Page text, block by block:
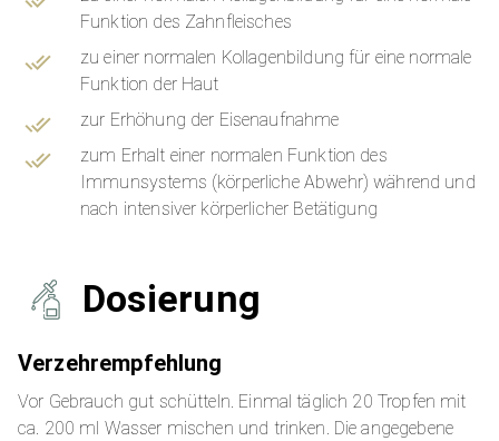
Funktion des Zahnfleisches
zu einer normalen Kollagenbildung für eine normale
Funktion der Haut
zur Erhöhung der Eisenaufnahme
zum Erhalt einer normalen Funktion des
Immunsystems (körperliche Abwehr) während und
nach intensiver körperlicher Betätigung
Dosierung
Verzehrempfehlung
Vor Gebrauch gut schütteln. Einmal täglich 20 Tropfen mit
ca. 200 ml Wasser mischen und trinken. Die angegebene